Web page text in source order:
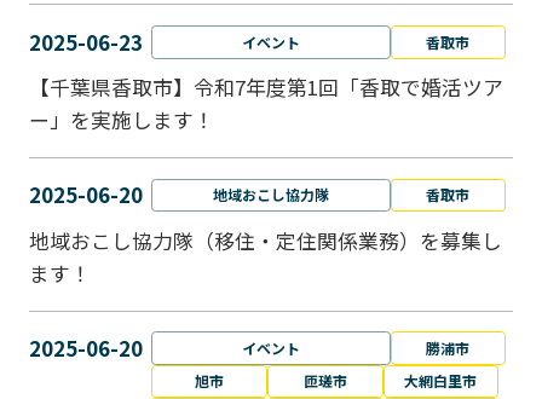
2025-06-23 イベント 香取市
【千葉県香取市】令和7年度第1回「香取で婚活ツア
ー」を実施します！
2025-06-20 地域おこし協力隊 香取市
地域おこし協力隊（移住・定住関係業務）を募集し
ます！
2025-06-20 イベント
勝浦市
旭市
匝瑳市
大網白里市